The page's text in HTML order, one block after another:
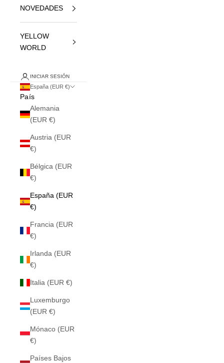
NOVEDADES
YELLOW
WORLD
INICIAR SESIÓN
España (EUR €)
País
Alemania
(EUR €)
Austria (EUR
€)
Bélgica (EUR
€)
España (EUR
€)
Francia (EUR
€)
Irlanda (EUR
€)
Italia (EUR €)
Luxemburgo
(EUR €)
Mónaco (EUR
€)
Países Bajos